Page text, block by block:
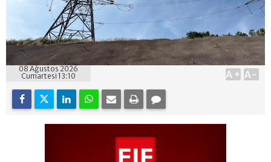
08 Ağustos 2026
Cumartesi 13:10
A+ A-